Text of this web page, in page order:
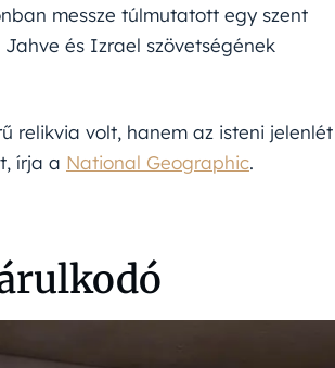
messze túlmutatott egy szent
és Izrael szövetségének
relikvia volt, hanem az isteni jelenlét
írja a National Geographic.